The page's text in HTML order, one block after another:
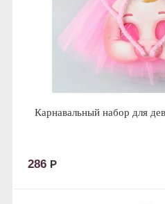
Карнавальный набор для
286 Р